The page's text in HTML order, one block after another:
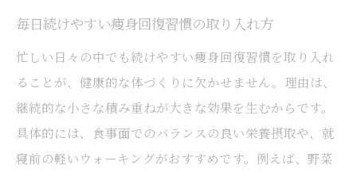
毎日続けやすい痩身回復習慣の取り入れ方
忙しい日々の中でも続けやすい痩身回復習慣を取り入れ
ることが、健康的な体づくりに欠かせません。理由は、
継続的な小さな積み重ねが大きな効果を生むからです。
具体的には、食事面でのバランスの良い栄養摂取や、就
寝前の軽いウォーキングがおすすめです。例えば、野菜